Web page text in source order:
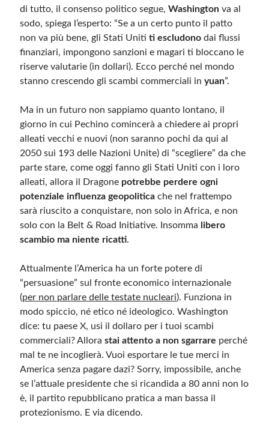
di tutto, il consenso politico segue,Washington va al
sodo, spiega l’esperto: “Se a un certo punto il patto
non va più bene, gli Stati Unititi escludono dai flussi
finanziari, impongono sanzioni e magari ti bloccano le
riserve valutarie (in dollari). Ecco perché nel mondo
stanno crescendo gli scambi commerciali inyuan”.
Ma in un futuro non sappiamo quanto lontano, il
giorno in cui Pechino comincerà a chiedere ai propri
alleati vecchi e nuovi (non saranno pochi da qui al
2050 sui 193 delle Nazioni Unite) di “scegliere” da che
parte stare, come oggi fanno gli Stati Uniti con i loro
alleati, allora il Dragone potrebbe perdere ogni
potenziale influenza geopolitica che nel frattempo
sarà riuscito a conquistare, non solo in Africa, e non
solo con la Belt & Road Initiative. Insomma libero
scambio ma niente ricatti.
Attualmente l’America ha un forte potere di
“persuasione” sul fronte economico internazionale
(per non parlare delle testate nucleari). Funziona in
modo spiccio, né etico né ideologico. Washington
dice: tu paese X, usi il dollaro per i tuoi scambi
commerciali? Allorastai attento a non sgarrare perché
mal te ne incoglierà. Vuoi esportare le tue merci in
America senza pagare dazi? Sorry, impossibile, anche
se l’attuale presidente che si ricandida a 80 anni non lo
è, il partito repubblicano pratica a man bassa il
protezionismo. E via dicendo.